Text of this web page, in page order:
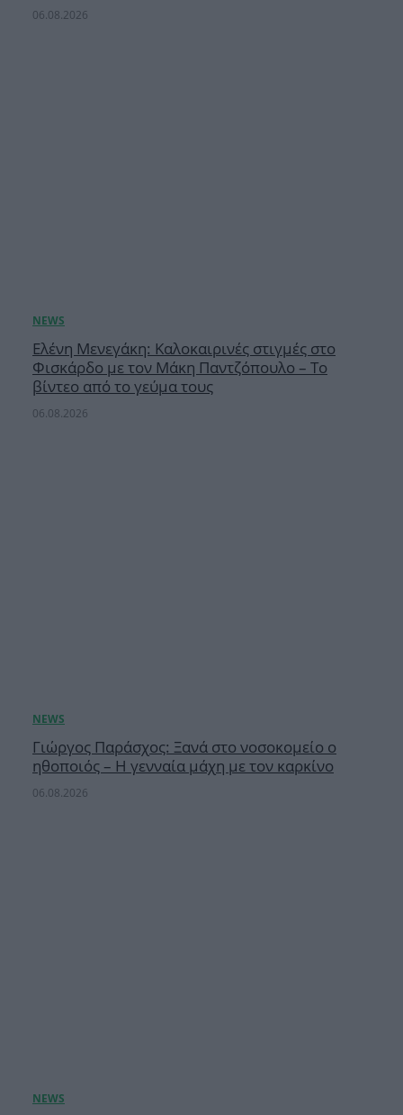
06.08.2026
Ελένη Μενεγάκη: Καλοκαιρινές στιγμές στο
Φισκάρδο με τον Μάκη Παντζόπουλο – Το
βίντεο από το γεύμα τους
06.08.2026
Γιώργος Παράσχος: Ξανά στο νοσοκομείο ο
ηθοποιός – Η γενναία μάχη με τον καρκίνο
06.08.2026